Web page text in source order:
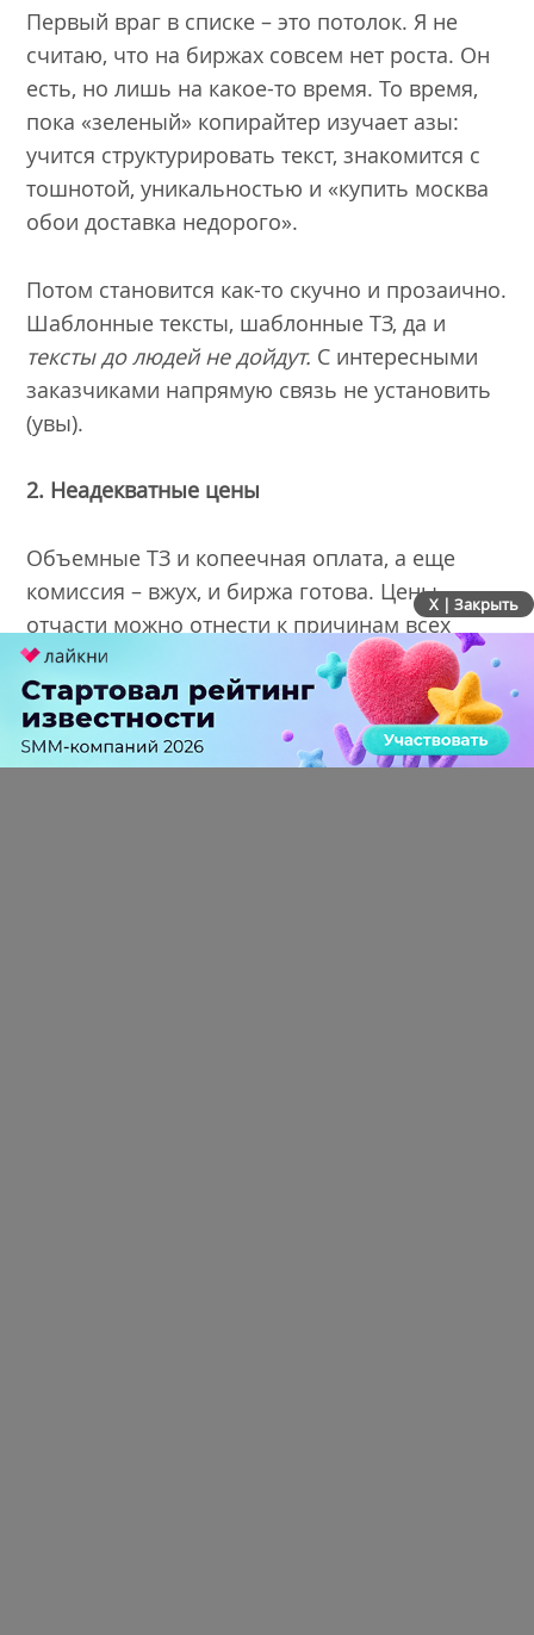
Первый враг в списке – это потолок. Я не
считаю, что на биржах совсем нет роста. Он
есть, но лишь на какое-то время. То время,
пока «зеленый» копирайтер изучает азы:
учится структурировать текст, знакомится с
тошнотой, уникальностью и «купить москва
обои доставка недорого».
Потом становится как-то скучно и прозаично.
Шаблонные тексты, шаблонные ТЗ, да и
тексты до людей не дойдут. С интересными
заказчиками напрямую связь не установить
(увы).
2. Неадекватные цены
Объемные ТЗ и копеечная оплата, а еще
комиссия – вжух, и биржа готова. Цены
отчасти можно отнести к причинам всех
несчастий. Какой автор захочет делать
анализ рынка, смотреть видео, читать
форумы и придумывать что-то
оригинальное, когда за статью заплатят
X | Закрыть